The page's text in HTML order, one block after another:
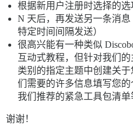
根据新用户注册时选择的
N 天后，再发送另一条消
特定时间间隔发送）
很高兴能有一种类似
互动式教程，但针对我们
类别的指定主题中创建关
们需要的许多信息填写您
我们推荐的紧急工具包清单
谢谢！